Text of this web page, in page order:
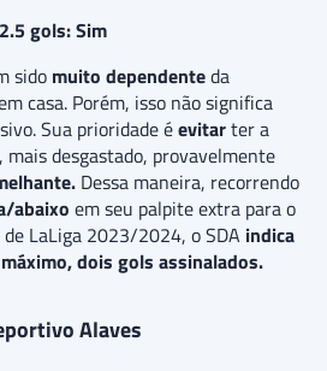
gols: Sim
sido muito dependenteda
casa. Porém, isso não significa
Sua prioridade éevitarter a
mais desgastado, provavelmente
Dessa maneira, recorrendo
abaixo em seu palpite extra para o
LaLiga 2023/2024, o SDA indica
dois gols assinalados.
Alaves